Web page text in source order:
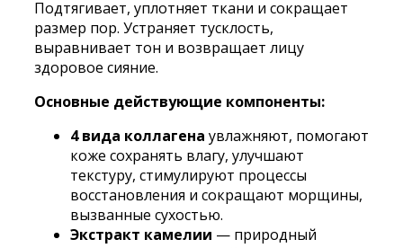
Подтягивает, уплотняет ткани и сокращает
размер пор. Устраняет тусклость,
выравнивает тон и возвращает лицу
здоровое сияние.
Основные действующие компоненты:
4 вида коллагена увлажняют, помогают
коже сохранять влагу, улучшают
текстуру, стимулируют процессы
восстановления и сокращают морщины,
вызванные сухостью.
Экстракт камелии — природный